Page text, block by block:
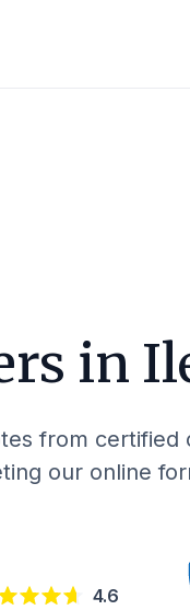
in
from certified
our online
4.6